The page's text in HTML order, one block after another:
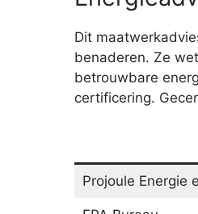
Dit
benaderen. Ze
betrouwbare
certificering.
Projoule Energie